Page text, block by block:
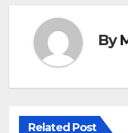
ゲ
ー
シ
ョ
ン
By
Related Post